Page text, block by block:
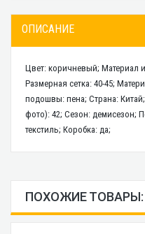
ОПИСАНИЕ
Цвет: коричневый; Материал
Размерная сетка: 40-45;
подошвы: пена; Страна:
фото): 42; Сезон: демисезон;
текстиль; Коробка: да;
ПОХОЖИЕ ТОВАРЫ: